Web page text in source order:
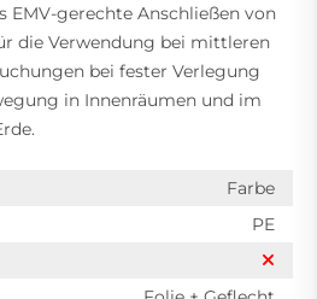
EMV-gerechte Anschließen von
die Verwendung bei mittleren
bei fester Verlegung
in Innenräumen und im
Farbe
PE